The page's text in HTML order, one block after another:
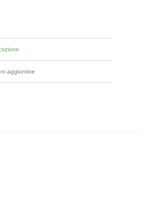
aggiuntive